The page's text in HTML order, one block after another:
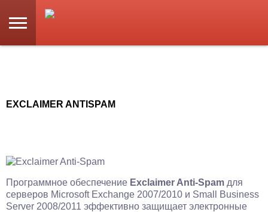
EXCLAIMER ANTISPAM
Программное обеспечение Exclaimer Anti-Spam для
серверов Microsoft Exchange 2007/2010 и Small Business
Server 2008/2011 эффективно защищает электронные